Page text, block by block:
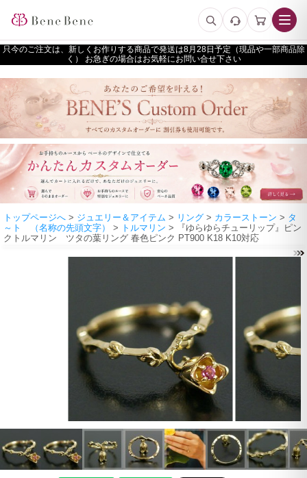
只今のご注文は、新しくお作りする商品で発送は
予定（現品や一部商品除
く） お急ぎの場合はお気軽にお問い合せ下さい
トップページへ > ジュエリー＆アイテム > リング > カラーストーン > タ
～ト （名称の先頭文字）
> トルマリン > 『ゆらゆらチューリップ』ピン
クトルマリン ツタの葉リング 春色ピンク PT900 K18 K10対応